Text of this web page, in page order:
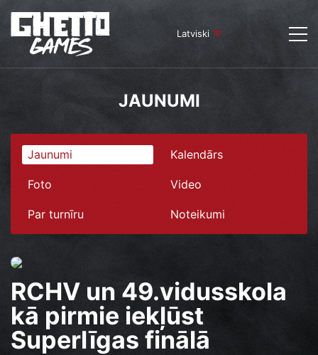
Latviski
JAUNUMI
Jaunumi Kalendārs
Foto Video
Par turnīru Noteikumi
RCHV un 49.vidusskola
kā pirmie iekļūst
Superlīgas finālā